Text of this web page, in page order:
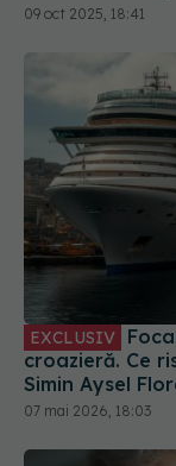
09 oct 2025, 18:41
EXCLUSIV
croazieră. Ce
Simin Aysel
07 mai 2026, 18:03